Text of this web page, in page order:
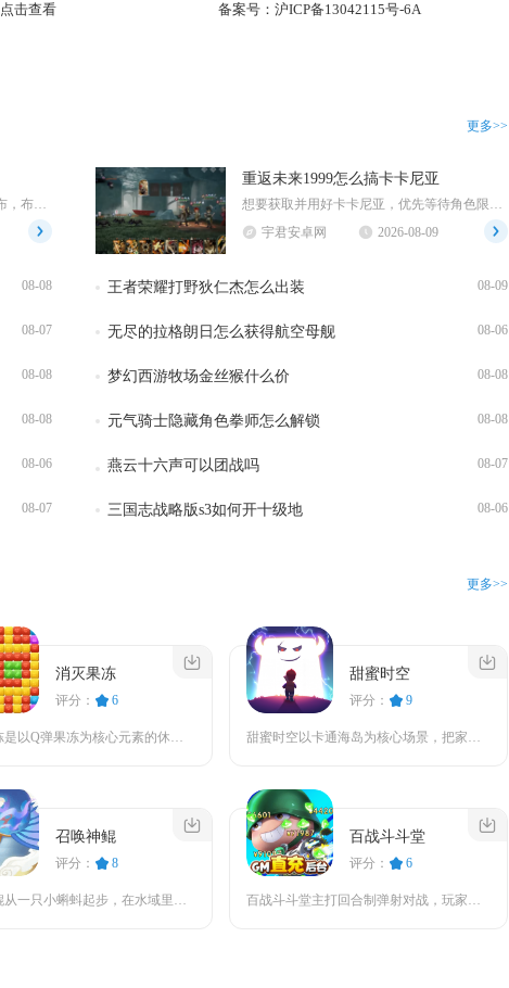
点击查看 备案号：沪ICP备13042115号-6A
更多>>
江南百景图探险地图内无法直接采集布，布匹需要返回应天府主城建造织布坊，消耗棉花加工生产，不...
08-08
08-07
08-08
08-08
08-06
08-07
重返未来1999怎么搞卡卡尼亚
想要获取并用好卡卡尼亚，优先等待角色限定轮换卡池抽取，0塑即可完整解锁全部核心机制，资源有...
宇君安卓网
2026-08-09
王者荣耀打野狄仁杰怎么出装 08-09
无尽的拉格朗日怎么获得航空母舰 08-06
梦幻西游牧场金丝猴什么价 08-08
元气骑士隐藏角色拳师怎么解锁 08-08
燕云十六声可以团战吗 08-07
三国志战略版s3如何开十级地 08-06
更多>>
消灭果冻
评分： 6
消灭果冻是以Q弹果冻为核心元素的休闲三消闯关手游，依靠单指滑动交换相邻果冻位置，凑齐三个及...
甜蜜时空
评分： 9
甜蜜时空以卡通海岛为核心场景，把家园建造、闯关寻宝、角色收集结合到一起，整体节奏偏休闲，适...
召唤神鲲
评分： 8
召唤神鲲从一只小蝌蚪起步，在水域里一边躲避比自己大的生物，一边吞噬小生物慢慢进化，最终长成...
百战斗斗堂
评分： 6
百战斗斗堂主打回合制弹射对战，玩家通过调整攻击角度、控制力度，结合战场风力计算弹道，来命中...